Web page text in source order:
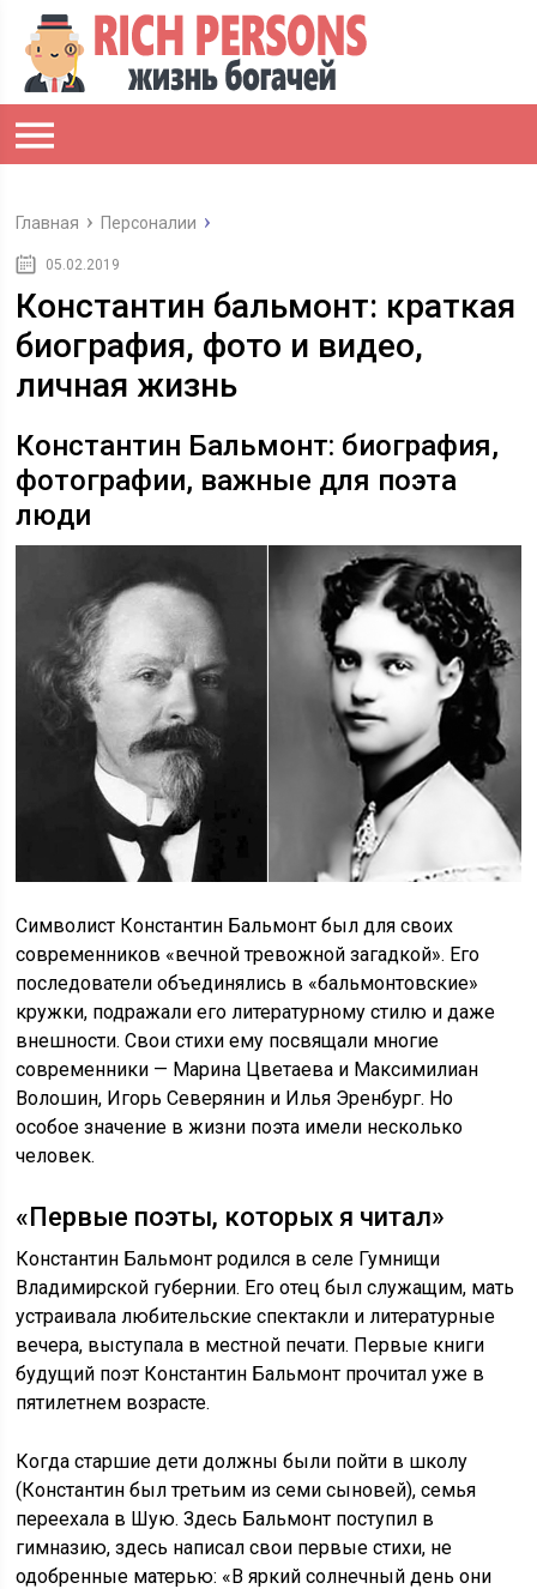
Главная Персоналии
05.02.2019
Константин бальмонт: краткая
биография, фото и видео,
личная жизнь
Константин Бальмонт: биография,
фотографии, важные для поэта
люди
Символист Константин Бальмонт был для своих
современников «вечной тревожной загадкой». Его
последователи объединялись в «бальмонтовские»
кружки, подражали его литературному стилю и даже
внешности. Свои стихи ему посвящали многие
современники — Марина Цветаева и Максимилиан
Волошин, Игорь Северянин и Илья Эренбург. Но
особое значение в жизни поэта имели несколько
человек.
«Первые поэты, которых я читал»
Константин Бальмонт родился в селе Гумнищи
Владимирской губернии. Его отец был служащим, мать
устраивала любительские спектакли и литературные
вечера, выступала в местной печати. Первые книги
будущий поэт Константин Бальмонт прочитал уже в
пятилетнем возрасте.
Когда старшие дети должны были пойти в школу
(Константин был третьим из семи сыновей), семья
переехала в Шую. Здесь Бальмонт поступил в
гимназию, здесь написал свои первые стихи, не
одобренные матерью: «В яркий солнечный день они